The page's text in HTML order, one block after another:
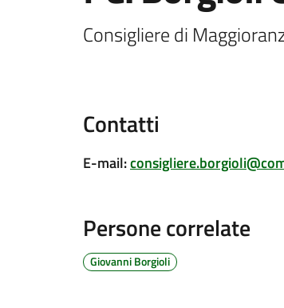
Consigliere di
Contatti
E-mail:
Persone correlate
Giovanni Borgioli